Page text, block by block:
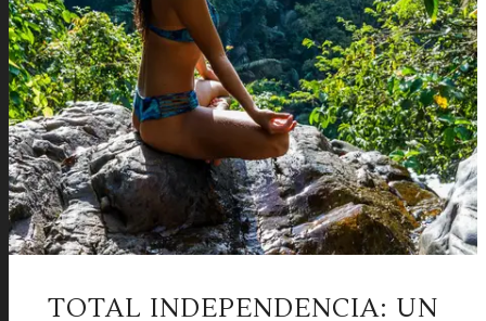
TOTAL INDEPENDENCIA: UN